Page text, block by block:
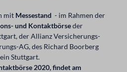
mit Messestand - im Rahmen der
und Kontaktbörseder
der Allianz Versicherungs-
AG, des Richard Boorberg
Stuttgart.
2020, findet am